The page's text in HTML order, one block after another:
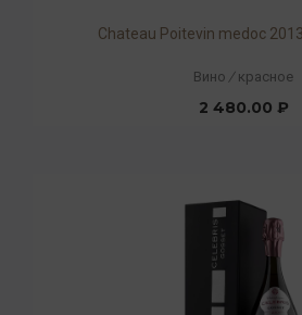
Chateau Poitevin medoc
Вино / красное
2 480.00 ₽